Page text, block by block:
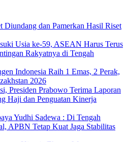
Diundang dan Pamerkan Hasil Riset
Usia ke-59, ASEAN Harus Terus
Rakyatnya di Tengah
Indonesia Raih 1 Emas, 2 Perak,
2026
Presiden Prabowo Terima Laporan
Haji dan Penguatan Kinerja
Yudhi Sadewa : Di Tengah
APBN Tetap Kuat Jaga Stabilitas